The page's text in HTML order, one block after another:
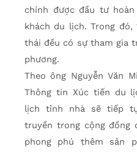
chính được đầu tư
khách du lịch. Trong
thái đều có sự tham gia
phương.
Theo ông Nguyễn Văn
Thông tin Xúc tiến du
lịch tỉnh nhà sẽ tiếp
truyền trong cộng đồng
phong phú thêm sản